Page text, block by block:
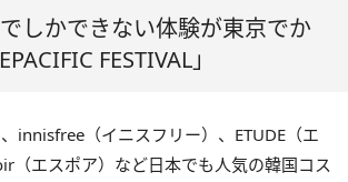
しかできない体験が東京でか
FESTIVAL」
innisfree（イニスフリー）、ETUDE（エ
（エスポア）など日本でも人気の韓国コス